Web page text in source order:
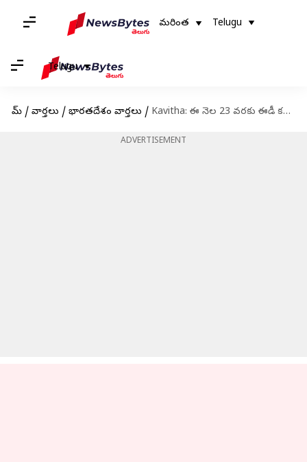
మరింత Telugu
Telugu
హోమ్ / వార్తలు / భారతదేశం వార్తలు / Kavitha: ఈ నెల 23 వరకు ఈడీ కస్టడీలో కవిత
ADVERTISEMENT